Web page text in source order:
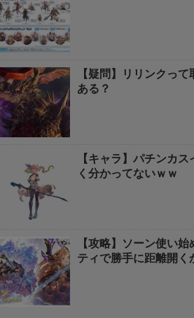
【疑問】リリンクっ
ある？
【キャラ】パチンカ
く分かってないｗｗ
【攻略】ソーン使い
ティで勝手に距離開く